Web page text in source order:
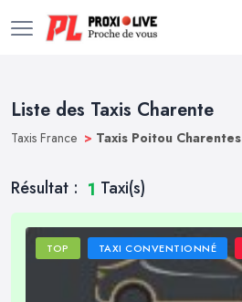
Liste des Taxis Charente
Taxis France > Taxis Poitou Charentes
Résultat : 1 Taxi(s)
TOP TAXI CONVENTIONNÉ